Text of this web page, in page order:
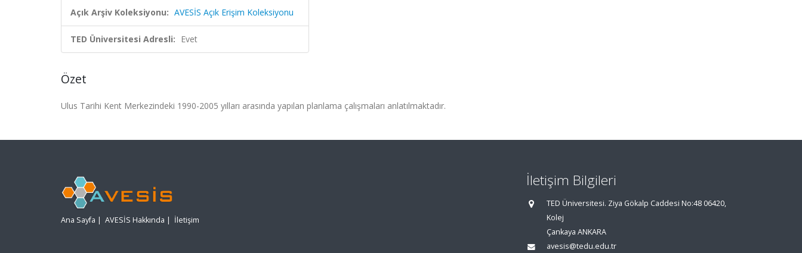
Açık Arşiv Koleksiyonu: AVESİS Açık Erişim Koleksiyonu
TED Üniversitesi Adresli: Evet
Özet
Ulus Tarihi Kent Merkezindeki 1990-2005 yılları arasında yapılan planlama çalışmaları anlatılmaktadır.
Ana Sayfa | AVESİS Hakkında | İletişim
İletişim Bilgileri
TED Üniversitesi. Ziya Gökalp Caddesi No:48 06420,
Kolej
Çankaya ANKARA
avesis@tedu.edu.tr